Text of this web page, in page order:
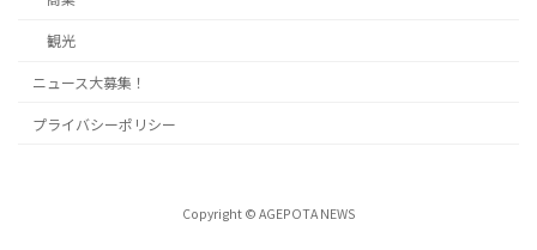
観光
ニュース大募集！
プライバシーポリシー
Copyright © AGEPOTA NEWS